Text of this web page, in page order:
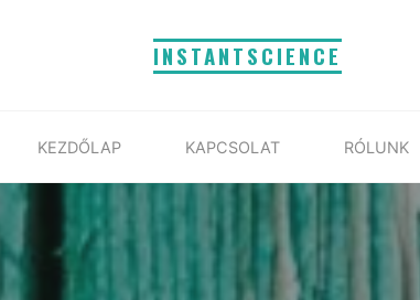
INSTANTSCIENCE
KEZDŐLAP KAPCSOLAT RÓLUNK